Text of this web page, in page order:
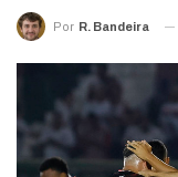
Por R. Bandeira